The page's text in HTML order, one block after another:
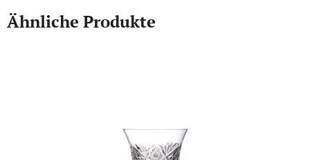
Ähnliche Produkte